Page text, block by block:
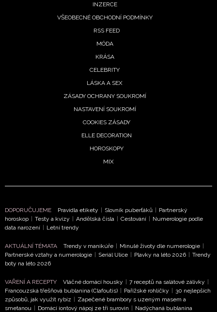
INZERCE
VŠEOBECNÉ OBCHODNÍ PODMÍNKY
RSS FEED
MÓDA
KRÁSA
CELEBRITY
LÁSKA A SEX
ZÁSADY OCHRANY SOUKROMÍ
NASTAVENÍ SOUKROMÍ
COOKIES ZÁSADY
ELLE DECORATION
HOROSKOPY
MIX
DOPORUČUJEME Pravidla etikety Slovník puberťáků
Partnerský
horoskop
Testy a kvízy Andělská čísla Cestování
Numerologie podle
data narození
Letní trendy
AKTUÁLNÍ TÉMATA Trendy v manikúře Minulé životy dle numerologie
Partnerské vztahy a numerologie
Seriál Ulice Plavky na léto 2026
Trendy
boty na léto 2026
VAŘENÍ A RECEPTY Vláčné domácí housky 7 receptů na salátové zálivky
Francouzská třešňová bublanina (Clafoutis)
Pařížské rohlíčky
30 nejlepších
způsobů, jak využít rybíz
Zapečené brambory s uzeným masem a
smetanou
Domácí iontový nápoj ze tří surovin Nadýchaná bublanina